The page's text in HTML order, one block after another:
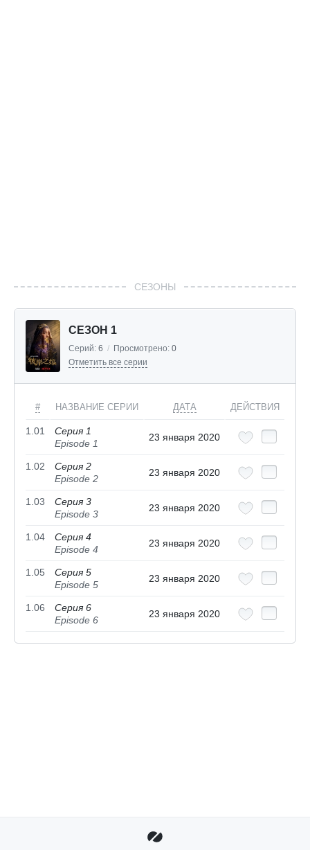
СЕЗОНЫ
СЕЗОН 1
Серий: 6 / Просмотрено: 0
Отметить все серии
# НАЗВАНИЕ СЕРИИ ДАТА ДЕЙСТВИЯ
1.01
Серия 1
Episode 1
23 января 2020
1.02
Серия 2
Episode 2
23 января 2020
1.03
Серия 3
Episode 3
23 января 2020
1.04
Серия 4
Episode 4
23 января 2020
1.05
Серия 5
Episode 5
23 января 2020
1.06
Серия 6
Episode 6
23 января 2020